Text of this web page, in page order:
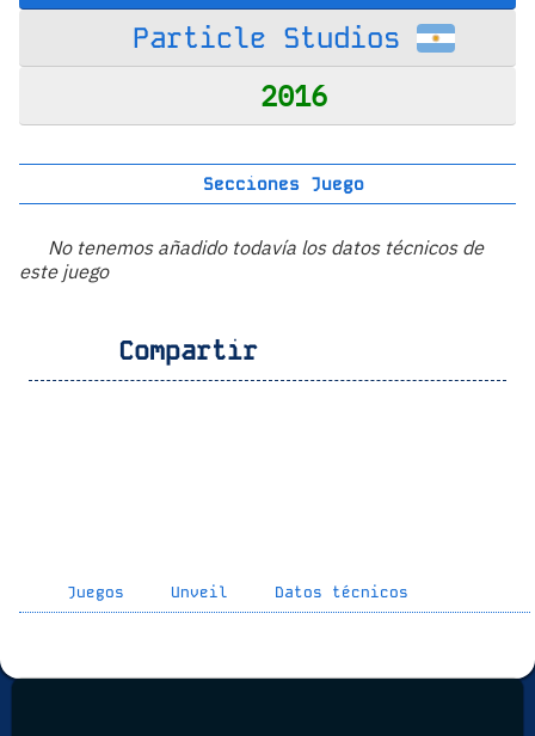
Particle Studios
2016
Secciones Juego
No tenemos añadido todavía los datos técnicos de
este juego
Compartir
Juegos Unveil Datos técnicos